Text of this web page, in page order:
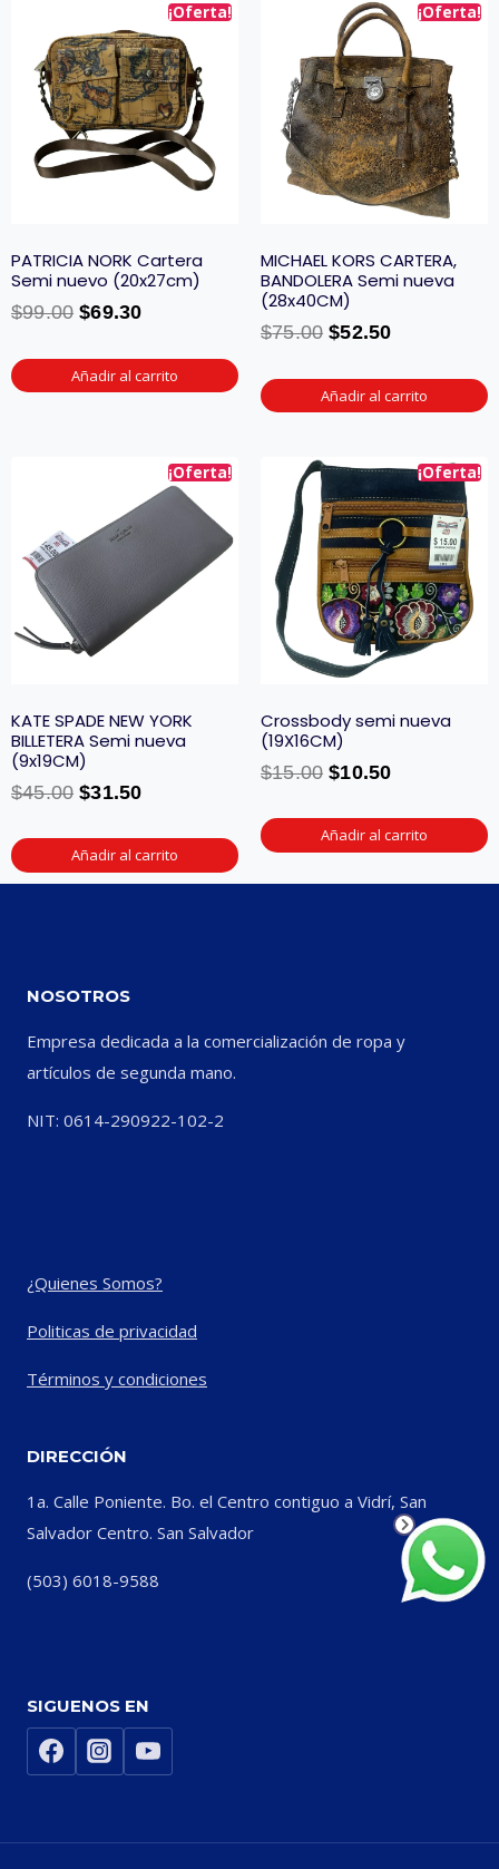
¡Oferta!
PATRICIA NORK Cartera
Semi nuevo (20x27cm)
$99.00 $69.30
Añadir al carrito
¡Oferta!
MICHAEL KORS CARTERA,
BANDOLERA Semi nueva
(28x40CM)
$75.00 $52.50
Añadir al carrito
¡Oferta!
KATE SPADE NEW YORK
BILLETERA Semi nueva
(9x19CM)
$45.00 $31.50
Añadir al carrito
¡Oferta!
Crossbody semi nueva
(19X16CM)
$15.00 $10.50
Añadir al carrito
NOSOTROS
Empresa dedicada a la comercialización de ropa y
artículos de segunda mano.
NIT: 0614-290922-102-2
¿Quienes Somos?
Politicas de privacidad
Términos y condiciones
DIRECCIÓN
1a. Calle Poniente. Bo. el Centro contiguo a Vidrí, San
Salvador Centro. San Salvador
(503) 6018-9588
SIGUENOS EN